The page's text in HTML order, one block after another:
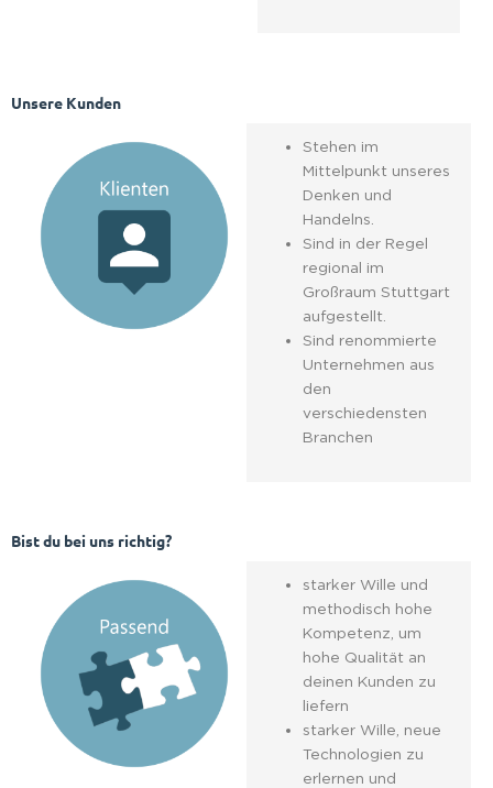
Unsere Kunden
Stehen im
Mittelpunkt unseres
Denken und
Handelns.
Sind in der Regel
regional im
Großraum Stuttgart
aufgestellt.
Sind renommierte
Unternehmen aus
den
verschiedensten
Branchen
Bist du bei uns richtig?
starker Wille und
methodisch hohe
Kompetenz, um
hohe Qualität an
deinen Kunden zu
liefern
starker Wille, neue
Technologien zu
erlernen und